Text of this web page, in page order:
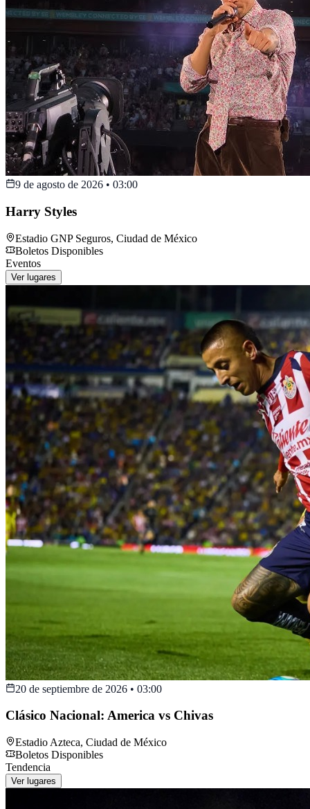
9 de agosto de 2026 • 03:00
Harry Styles
Estadio GNP Seguros, Ciudad de México
Boletos Disponibles
Eventos
Ver lugares
20 de septiembre de 2026 • 03:00
Clásico Nacional: America vs Chivas
Estadio Azteca, Ciudad de México
Boletos Disponibles
Tendencia
Ver lugares